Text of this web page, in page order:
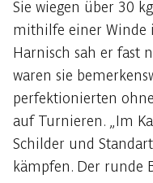
Sie wiegen über 30
mithilfe einer Winde
Harnisch sah er fast
waren sie
perfektionierten
auf Turnieren. „Im
Schilder und
kämpfen. Der runde